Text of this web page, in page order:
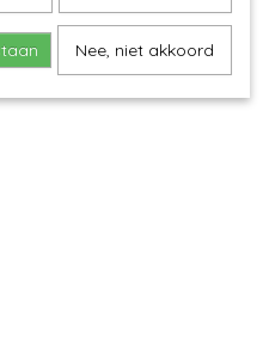
Nee, niet akkoord